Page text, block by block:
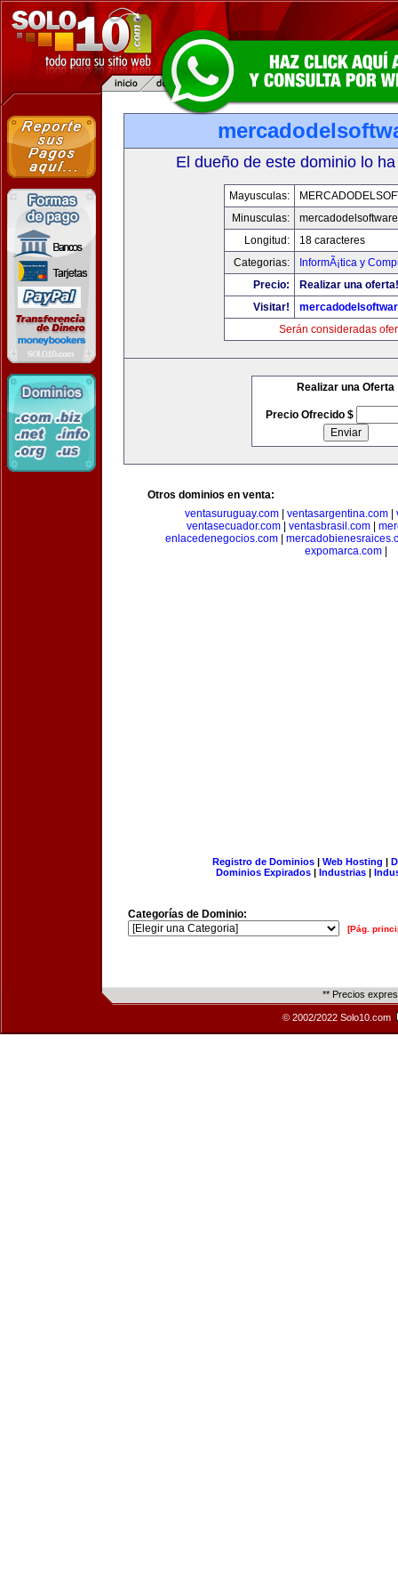
El dueño de este dominio lo
Mayusculas:
Minusculas:
Longitud:
18 caracteres
Categorias:
InformÃ¡tica y
Precio:
Realizar una oferta!
Visitar!
Serán consideradas
Realizar una Oferta
Precio Ofrecido $
Otros dominios en venta:
ventasuruguay.com| ventasargentina.com|
ventasecuador.com| ventasbrasil.com|
enlacedenegocios.com|
expomarca.com|
Registro de Dominios| Web Hosting |
Dominios Expirados | Industrias |
Categorías de Dominio:
[Pág.
** Precios
© 2002/2022 Solo10.com